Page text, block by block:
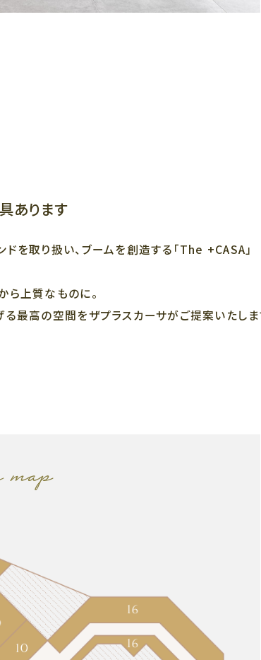
あります
を取り扱い、ブームを創造する「The +CASA」
ら上質なものに。
る最高の空間をザプラスカーサがご提案いたしま